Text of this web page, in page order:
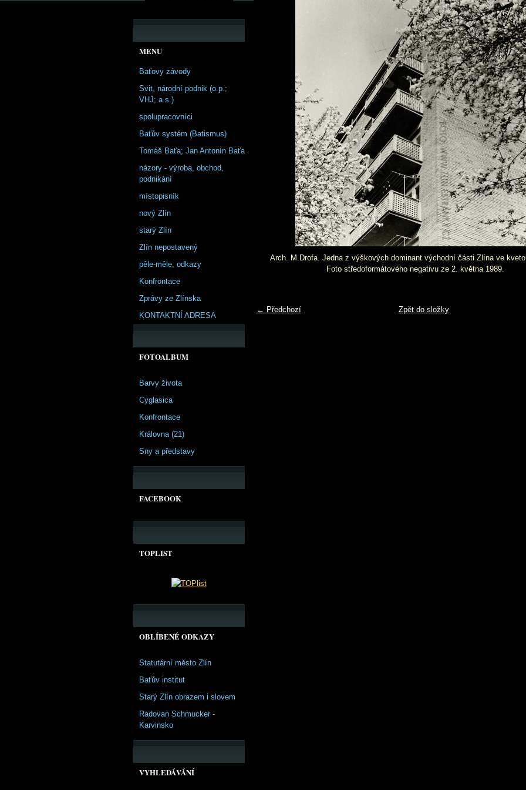
Arch. M.Drofa. Jedna z výškových dominant východní části Zlína ve
Foto středoformátového negativu ze 2. května 1989.
← Předchozí Zpět do složky
MENU
Baťovy závody
Svit, národní podnik (o.p.;
VHJ; a.s.)
spolupracovníci
Baťův systém (Batismus)
Tomáš Baťa; Jan Antonín Baťa
názory - výroba, obchod,
podnikání
místopisník
nový Zlín
starý Zlín
Zlín nepostavený
pêle-mêle, odkazy
Konfrontace
Zprávy ze Zlínska
KONTAKTNÍ ADRESA
FOTOALBUM
Barvy života
Cyglasica
Konfrontace
Královna (21)
Sny a představy
FACEBOOK
TOPLIST
OBLÍBENÉ ODKAZY
Statutární město Zlín
Baťův institut
Starý Zlín obrazem i slovem
Radovan Schmucker -
Karvinsko
VYHLEDÁVÁNÍ